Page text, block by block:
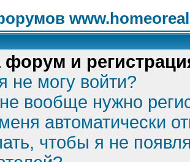
форум и
не могу войти?
вообще нужно
автоматически
чтобы я не